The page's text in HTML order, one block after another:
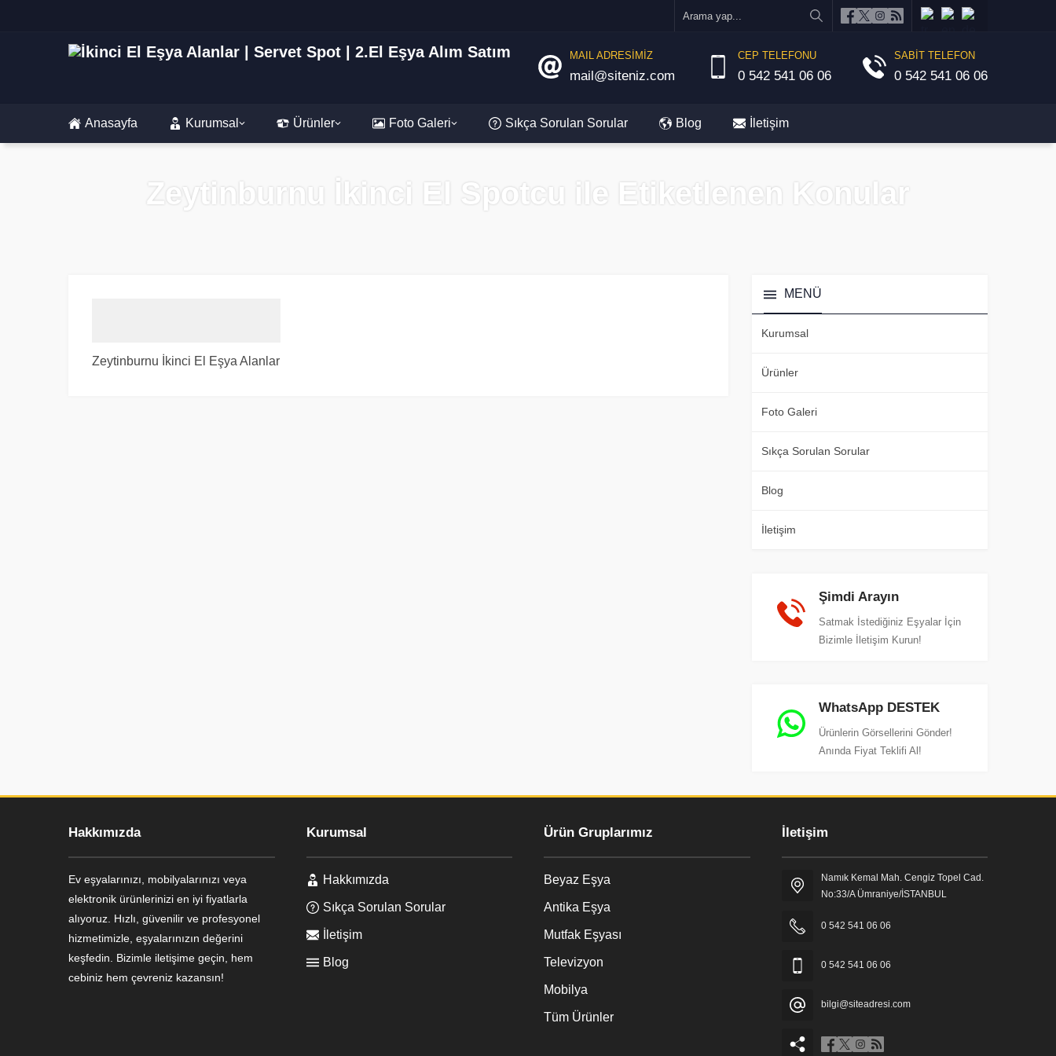
MAIL ADRESİMİZ
mail@siteniz.com
CEP TELEFONU
0 542 541 06 06
SABİT TELEFON
0 542 541 06 06
Anasayfa Kurumsal Ürünler Foto Galeri Sıkça Sorulan Sorular Blog İletişim
Zeytinburnu İkinci El Spotcu ile Etiketlenen Konular
Zeytinburnu İkinci El Eşya Alanlar
MENÜ
Kurumsal
Ürünler
Foto Galeri
Sıkça Sorulan Sorular
Blog
İletişim
Şimdi Arayın
Satmak İstediğiniz Eşyalar İçin
Bizimle İletişim Kurun!
WhatsApp DESTEK
Ürünlerin Görsellerini Gönder!
Anında Fiyat Teklifi Al!
Hakkımızda
Ev eşyalarınızı, mobilyalarınızı veya
elektronik ürünlerinizi en iyi fiyatlarla
alıyoruz. Hızlı, güvenilir ve profesyonel
hizmetimizle, eşyalarınızın değerini
keşfedin. Bizimle iletişime geçin, hem
cebiniz hem çevreniz kazansın!
Kurumsal
Hakkımızda
Sıkça Sorulan Sorular
İletişim
Blog
Ürün Gruplarımız
Beyaz Eşya
Antika Eşya
Mutfak Eşyası
Televizyon
Mobilya
Tüm Ürünler
İletişim
Namık Kemal Mah. Cengiz Topel Cad.
No:33/A Ümraniye/İSTANBUL
0 542 541 06 06
0 542 541 06 06
bilgi@siteadresi.com
Ayşe Yılmaz